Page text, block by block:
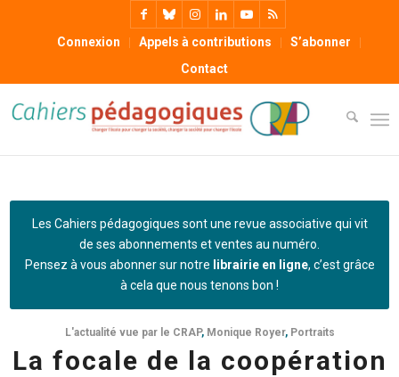
Connexion Appels à contributions
S’abonner
Contact
Les Cahiers pédagogiques sont une revue associative qui vit
de ses abonnements et ventes au numéro.
Pensez à vous abonner sur notre librairie en ligne, c’est grâce
à cela que nous tenons bon !
L'actualité vue par le CRAP, Monique Royer, Portraits
La focale de la coopération